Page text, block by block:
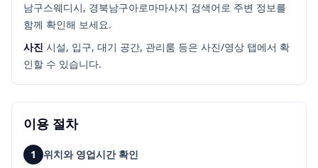
남구스웨디시, 경북남구아로마마사지 검색어로 주변 정보를
함께 확인해 보세요.
사진 시설, 입구, 대기 공간, 관리룸 등은 사진/영상 탭에서 확
인할 수 있습니다.
이용 절차
1 위치와 영업시간 확인